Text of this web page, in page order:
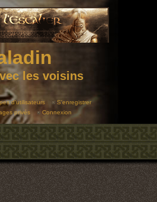
les voisins
d'utilisateurs
S'enregistrer
privés Connexion